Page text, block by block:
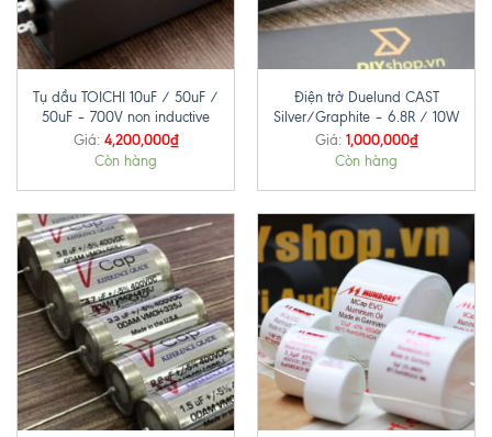
Tụ dầu TOICHI 10uF / 50uF /
50uF – 700V non inductive
Giá: 4,200,000₫
Còn hàng
Điện trở Duelund CAST
Silver/Graphite – 6.8R / 10W
Giá: 1,000,000₫
Còn hàng